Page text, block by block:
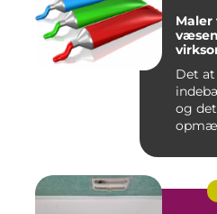
Maler
Det
og